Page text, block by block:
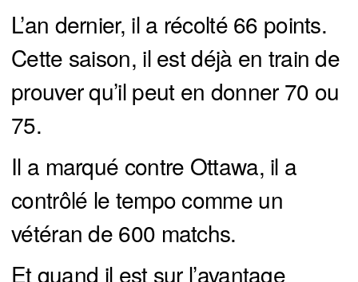
L’an dernier, il a récolté 66 points.
Cette saison, il est déjà en train de
prouver qu’il peut en donner 70 ou
75.
Il a marqué contre Ottawa, il a
contrôlé le tempo comme un
vétéran de 600 matchs.
Et quand il est sur l’avantage